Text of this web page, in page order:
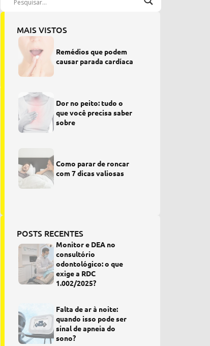
MAIS VISTOS
Remédios que podem
causar parada cardíaca
Dor no peito: tudo o
que você precisa saber
sobre
Como parar de roncar
com 7 dicas valiosas
POSTS RECENTES
Monitor e DEA no
consultório
odontológico: o que
exige a RDC
1.002/2025?
Falta de ar à noite:
quando isso pode ser
sinal de apneia do
sono?